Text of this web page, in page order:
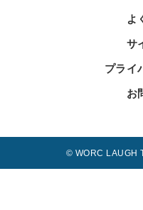
よ
サ
プライ
お
© WORC LAUGH